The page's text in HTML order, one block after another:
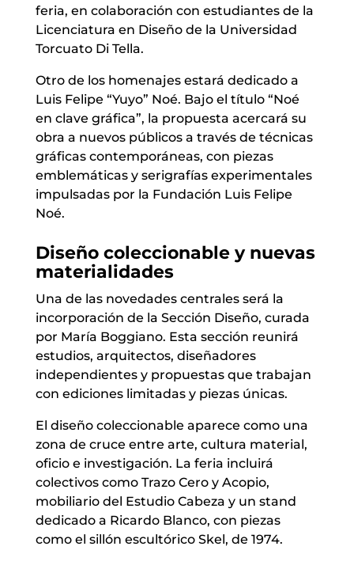
feria, en colaboración con estudiantes de la
Licenciatura en Diseño de la Universidad
Torcuato Di Tella.
Otro de los homenajes estará dedicado a
Luis Felipe “Yuyo” Noé. Bajo el título “Noé
en clave gráfica”, la propuesta acercará su
obra a nuevos públicos a través de técnicas
gráficas contemporáneas, con piezas
emblemáticas y serigrafías experimentales
impulsadas por la Fundación Luis Felipe
Noé.
Diseño coleccionable y nuevas
materialidades
Una de las novedades centrales será la
incorporación de la Sección Diseño, curada
por María Boggiano. Esta sección reunirá
estudios, arquitectos, diseñadores
independientes y propuestas que trabajan
con ediciones limitadas y piezas únicas.
El diseño coleccionable aparece como una
zona de cruce entre arte, cultura material,
oficio e investigación. La feria incluirá
colectivos como Trazo Cero y Acopio,
mobiliario del Estudio Cabeza y un stand
dedicado a Ricardo Blanco, con piezas
como el sillón escultórico Skel, de 1974.